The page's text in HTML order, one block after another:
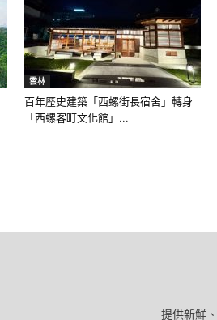
雲林
百年歷史建築「西螺街長宿舍」轉身
「西螺客町文化館」...
提供新鮮